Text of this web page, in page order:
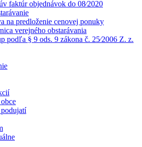
faktúr objednávok do 08⁄2020
na predloženie cenovej ponuky
verejného obstarávania
podľa § 9 ods. 9 zákona č. 25⁄2006 Z. z.